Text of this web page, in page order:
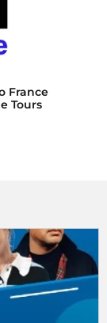
France
Tours